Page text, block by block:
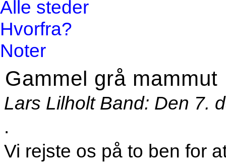
Alle steder
Hvorfra?
Noter
Gammel grå mammut
Lars Lilholt Band: Den 7.
.
Vi rejste os på to ben for